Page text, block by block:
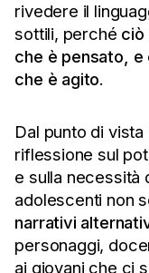
rivedere il
sottili, perché ciò
che è pensato, e
che è agito.
Dal punto di
riflessione sul
e sulla necessità
adolescenti non
narrativi
personaggi,
ai giovani che ci